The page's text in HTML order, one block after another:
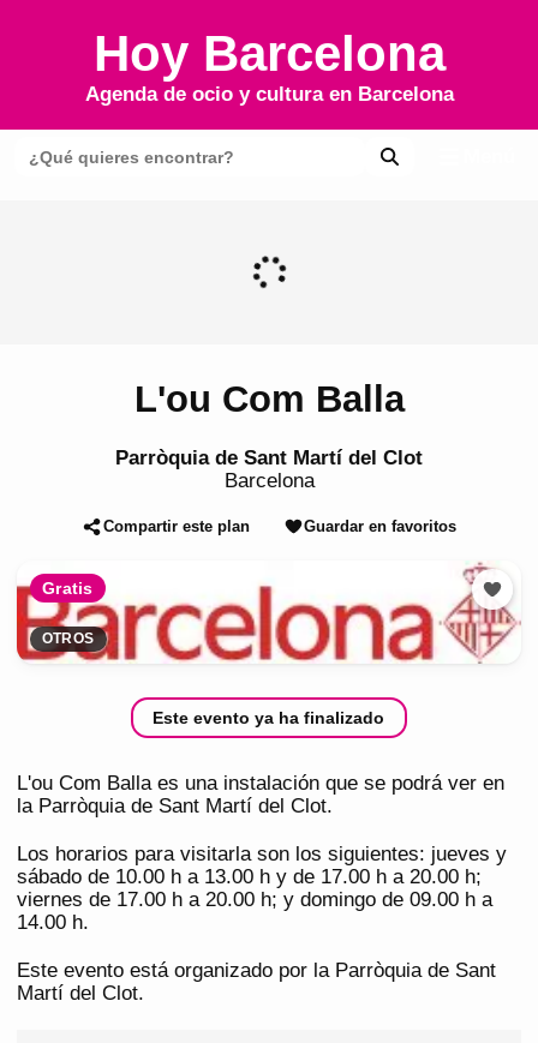
Hoy Barcelona
Agenda de ocio y cultura en Barcelona
L'ou Com Balla
Parròquia de Sant Martí del Clot
Barcelona
Compartir este plan Guardar en favoritos
Gratis
OTROS
Este evento ya ha finalizado
L'ou Com Balla es una instalación que se podrá ver en
la Parròquia de Sant Martí del Clot.
Los horarios para visitarla son los siguientes: jueves y
sábado de 10.00 h a 13.00 h y de 17.00 h a 20.00 h;
viernes de 17.00 h a 20.00 h; y domingo de 09.00 h a
14.00 h.
Este evento está organizado por la Parròquia de Sant
Martí del Clot.